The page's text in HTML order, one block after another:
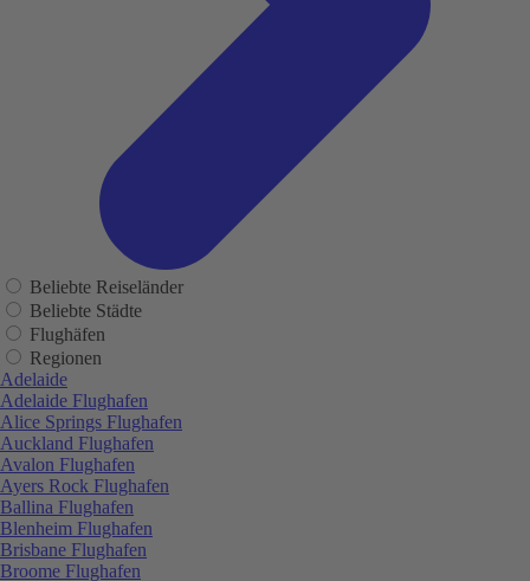
Beliebte Reiseländer
Beliebte Städte
Flughäfen
Regionen
Adelaide
Adelaide Flughafen
Alice Springs Flughafen
Auckland Flughafen
Avalon Flughafen
Ayers Rock Flughafen
Ballina Flughafen
Blenheim Flughafen
Brisbane Flughafen
Broome Flughafen